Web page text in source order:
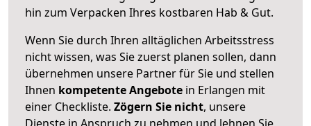
hin zum Verpacken Ihres kostbaren Hab & Gut.
Wenn Sie durch Ihren alltäglichen Arbeitsstress
nicht wissen, was Sie zuerst planen sollen, dann
übernehmen unsere Partner für Sie und stellen
Ihnen kompetente Angebote in Erlangen mit
einer Checkliste. Zögern Sie nicht, unsere